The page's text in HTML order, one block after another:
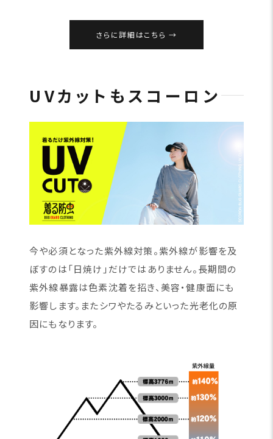
さらに詳細はこちら
UVカットもスコーロン
今や必須となった紫外線対策。紫外線が影響を及
ぼすのは「日焼け」だけではありません。長期間の
紫外線暴露は色素沈着を招き、美容・健康面にも
影響します。またシワやたるみといった光老化の原
因にもなります。